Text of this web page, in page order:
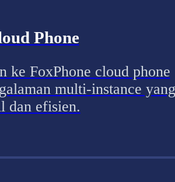
Phone
ke FoxPhone cloud phone
multi-instance yang
dan efisien.